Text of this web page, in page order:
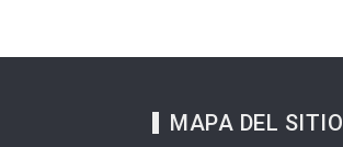
MAPA DEL SITIO